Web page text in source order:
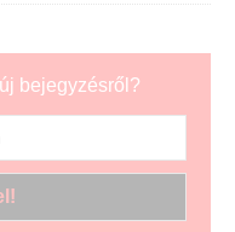
bejegyzésről?